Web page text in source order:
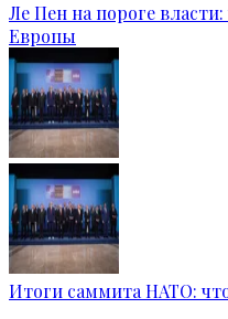
Ле Пен на пороге
Европы
Итоги саммита НАТО: